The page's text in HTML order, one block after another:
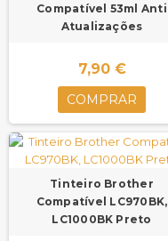
Compatível 53ml Anti
Atualizações
7,90 €
COMPRAR
Tinteiro Brother
Compatível LC970BK,
LC1000BK Preto